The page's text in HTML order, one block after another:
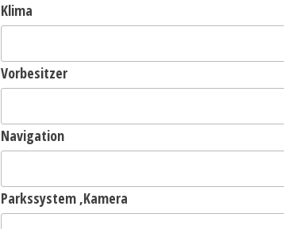
Klima
Vorbesitzer
Navigation
Parkssystem ,Kamera